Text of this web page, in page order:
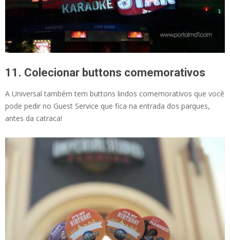
11. Colecionar buttons comemorativos
A Universal também tem buttons lindos comemorativos que você
pode pedir no Guest Service que fica na entrada dos parques,
antes da catraca!